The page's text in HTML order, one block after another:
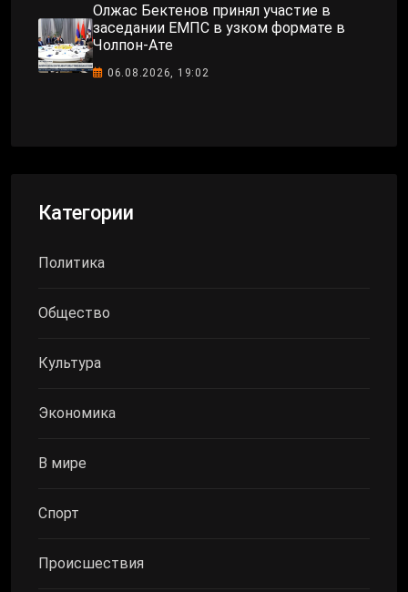
Олжас Бектенов принял участие в
заседании ЕМПС в узком формате в
Чолпон-Ате
06.08.2026, 19:02
Категории
Политика
Общество
Культура
Экономика
В мире
Спорт
Происшествия